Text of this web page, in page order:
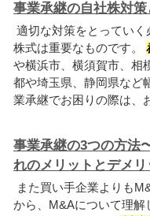
事業承継の自社株対策
適切な対策をとってい
株式は重要なものです。
や横浜市、横須賀市、相
都や埼玉県、静岡県など
業承継でお困りの際は、
事業承継の3つの方法
れのメリットとデメ
また買い手企業よりも
から、M&Aについて理解